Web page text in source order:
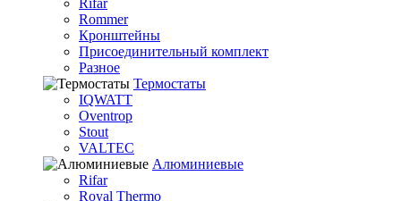
Rifar
Rommer
Кронштейны
Присоединительный комплект
Разное
Термостаты
IQWATT
Oventrop
Stout
VALTEC
Алюминиевые
Rifar
Royal Thermo